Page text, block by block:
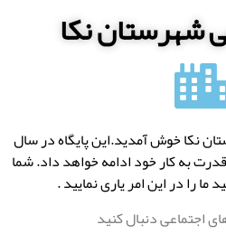
نکا
نکا خوش آمدید.این پایگاه در سال
با قدرت به کار خود ادامه خواهد داد. شما
ما را در این امر یاری نمایید .
اجتماعی دنبال کنید